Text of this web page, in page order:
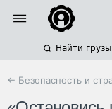
Найти грузы
← Безопасность и